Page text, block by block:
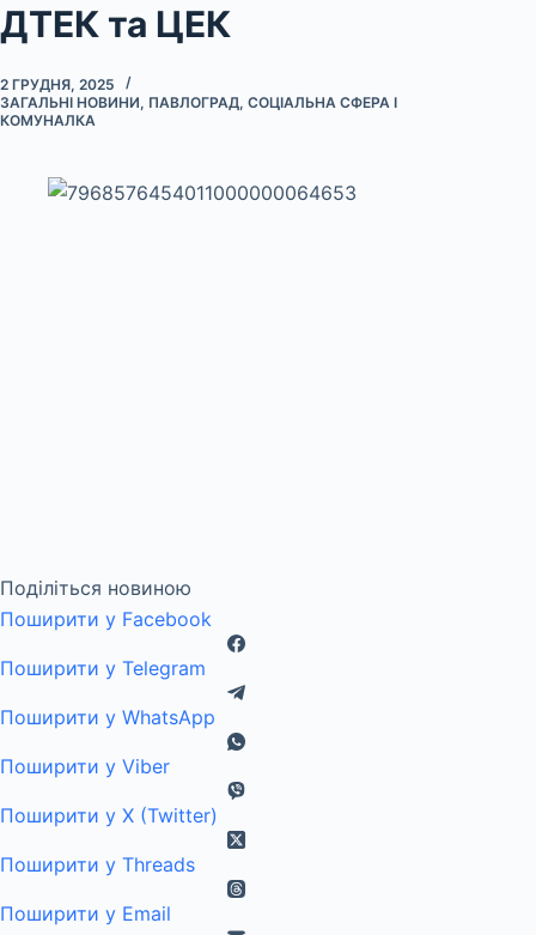
ДТЕК та ЦЕК
2 ГРУДНЯ, 2025
ЗАГАЛЬНІ НОВИНИ, ПАВЛОГРАД, СОЦІАЛЬНА СФЕРА І
КОМУНАЛКА
Поділіться новиною
Поширити у Facebook
Поширити у Telegram
Поширити у WhatsApp
Поширити у Viber
Поширити у X (Twitter)
Поширити у Threads
Поширити у Email